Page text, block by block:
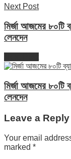
Next Post
মির্জা আজমের ৮০টি
লেনদেন
মির্জা আজমের ৮০টি
লেনদেন
Leave a Reply
Your email
marked *